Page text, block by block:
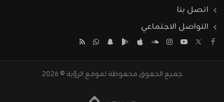
اتصل بنا
التواصل الاجتماعي
جميع الحقوق محفوظة لموقع الرؤية © 2026